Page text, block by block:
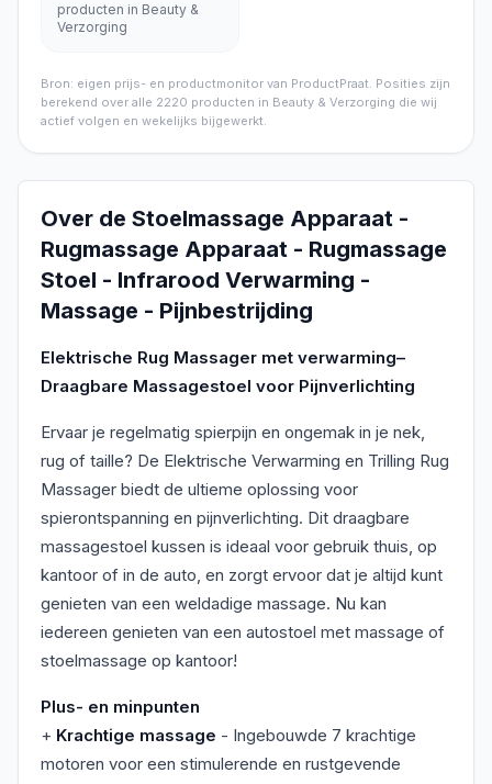
producten in Beauty &
Verzorging
Bron: eigen prijs- en productmonitor van ProductPraat. Posities zijn
berekend over alle 2220 producten in Beauty & Verzorging die wij
actief volgen en wekelijks bijgewerkt.
Over de Stoelmassage Apparaat -
Rugmassage Apparaat - Rugmassage
Stoel - Infrarood Verwarming -
Massage - Pijnbestrijding
Elektrische Rug Massager met verwarming–
Draagbare Massagestoel voor Pijnverlichting
Ervaar je regelmatig spierpijn en ongemak in je nek,
rug of taille? De Elektrische Verwarming en Trilling Rug
Massager biedt de ultieme oplossing voor
spierontspanning en pijnverlichting. Dit draagbare
massagestoel kussen is ideaal voor gebruik thuis, op
kantoor of in de auto, en zorgt ervoor dat je altijd kunt
genieten van een weldadige massage. Nu kan
iedereen genieten van een autostoel met massage of
stoelmassage op kantoor!
Plus- en minpunten
+ Krachtige massage - Ingebouwde 7 krachtige
motoren voor een stimulerende en rustgevende